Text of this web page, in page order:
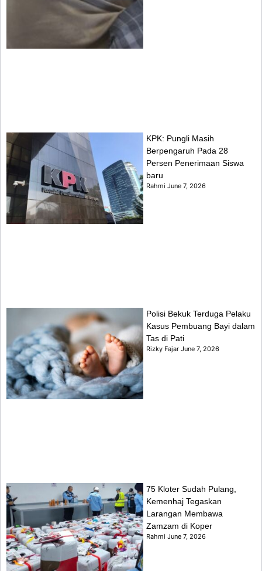
KPK: Pungli Masih
Berpengaruh Pada 28
Persen Penerimaan Siswa
baru
RahmiJune 7, 2026
Polisi Bekuk Terduga Pelaku
Kasus Pembuang Bayi dalam
Tas di Pati
Rizky FajarJune 7, 2026
75 Kloter Sudah Pulang,
Kemenhaj Tegaskan
Larangan Membawa
Zamzam di Koper
RahmiJune 7, 2026